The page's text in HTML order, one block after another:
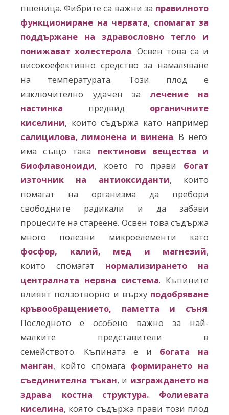
пшеница. Фибрите са важни за правилното
функциониране на червата, спомагат за
поддържане на здравословно тегло и
понижават холестерола. Освен това са и
високоефективно средство за намаляване
на температурата. Този плод е
изключително удачен за
лечение на
настинка предвид органичните
киселини, които съдържа като например
салицилова, лимонена и винена. В него
има също така пектинови вещества и
биофлавоноиди, което го прави
богат
източник на антиоксиданти, които
помагат на организма да пребори
свободните радикали и да забави
процесите на стареене. Освен това съдържа
много полезни микроелементи като
фосфор, калий, мед и магнезий,
които спомагат нормализирането на
централната нервна система. Къпините
влияят ползотворно и върху подобряване
кръвообращението, паметта и съня.
Последното е особено важно за най-
малките представители в
семейството. Къпината е и богата на
манган, който спомага формирането на
съединителна тъкан, и изграждането на
здрава костна структура. Фолиевата
киселина, която съдържа прави този плод